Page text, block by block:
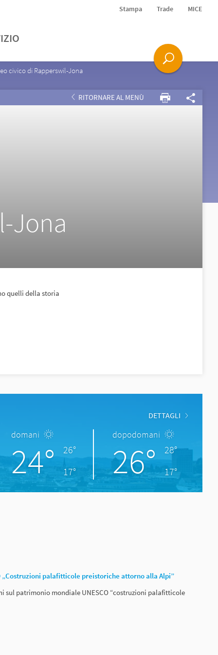
Stampa Trade MICE
civico di Rapperswil-Jona
RITORNARE AL MENÙ
Jona
quelli della storia
DETTAGLI
domani
24°
26°
17°
dopodomani
26°
28°
17°
„Costruzioni palafitticole preistoriche attorno alla Alpi”
sul patrimonio mondiale UNESCO “costruzioni palafitticole